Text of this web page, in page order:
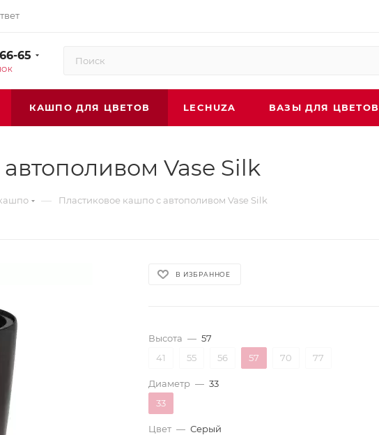
65
КАШПО ДЛЯ ЦВЕТОВ LECHUZA ВАЗЫ ДЛЯ ЦВЕТОВ
Vase Silk
— Пластиковое кашпо с автополивом Vase Silk
В ИЗБРАННОЕ
Высота — 57
41
55 56 57 70 77
Диаметр — 33
33
Цвет — Серый